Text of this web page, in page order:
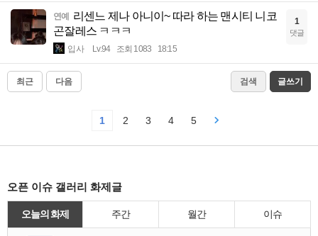
연예
리센느 제나 아니이~ 따라 하는 맨시티 니코
곤잘레스 ㅋㅋㅋ
입사 Lv.94 조회 1083 18:15
1
댓글
최근 다음 검색 글쓰기
1 2 3 4 5
오픈 이슈 갤러리 화제글
오늘의 화제 주간 월간 이슈